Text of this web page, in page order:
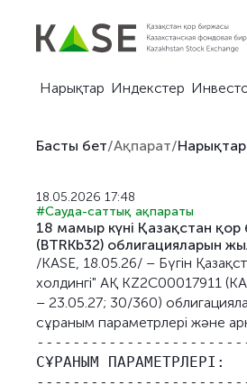
Нарықтар Индекстер
Басты бет/Ақпарат/
18.05.2026 17:48
#Сауда-саттық ақпараты
18 мамыр күні Қазақстан
(BTRKb32) облигацияларын
/KASE, 18.05.26/ – Бүгін
холдингі" АҚ KZ2C00017911
– 23.05.27; 30/360)
сұраным параметрлері және
СҰРАНЫМ ПАРАМЕТРЛЕРІ: